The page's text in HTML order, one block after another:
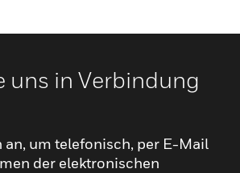
uns in Verbindung
an, um telefonisch, per E-Mail
der elektronischen